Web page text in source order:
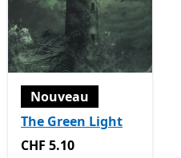
Nouveau
The Green Light
CHF 5.10
CHF 5.10